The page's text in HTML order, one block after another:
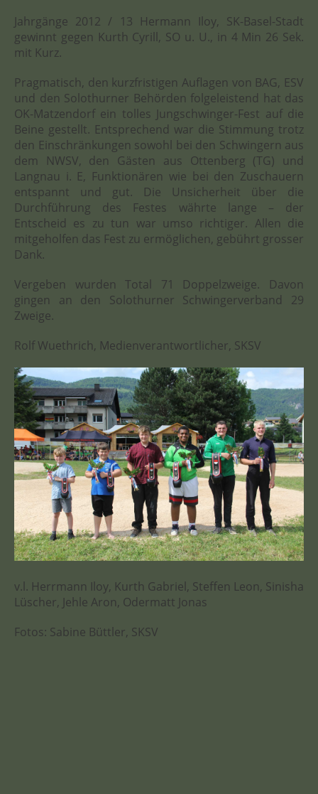
Jahrgänge 2012 / 13 Hermann Iloy, SK-Basel-Stadt
gewinnt gegen Kurth Cyrill, SO u. U., in 4 Min 26 Sek.
mit Kurz.
Pragmatisch, den kurzfristigen Auflagen von BAG, ESV
und den Solothurner Behörden folgeleistend hat das
OK-Matzendorf ein tolles Jungschwinger-Fest auf die
Beine gestellt. Entsprechend war die Stimmung trotz
den Einschränkungen sowohl bei den Schwingern aus
dem NWSV, den Gästen aus Ottenberg (TG) und
Langnau i. E, Funktionären wie bei den Zuschauern
entspannt und gut. Die Unsicherheit über die
Durchführung des Festes währte lange – der
Entscheid es zu tun war umso richtiger. Allen die
mitgeholfen das Fest zu ermöglichen, gebührt grosser
Dank.
Vergeben wurden Total 71 Doppelzweige. Davon
gingen an den Solothurner Schwingerverband 29
Zweige.
Rolf Wuethrich, Medienverantwortlicher, SKSV
v.l. Herrmann Iloy, Kurth Gabriel, Steffen Leon, Sinisha
Lüscher, Jehle Aron, Odermatt Jonas
Fotos: Sabine Büttler, SKSV